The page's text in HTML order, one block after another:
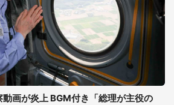
画が炎上 BGM付き「総理が主役の